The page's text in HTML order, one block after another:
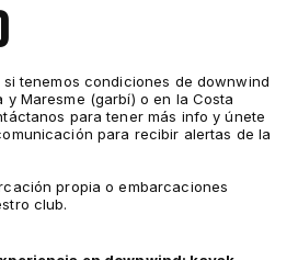
tenemos condiciones de downwind
Maresme (garbí) o en la Costa
para tener más info y únete
para recibir alertas de la
propia o embarcaciones
club.